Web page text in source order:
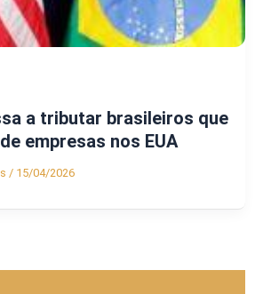
a tributar brasileiros que
empresas nos EUA
/ 15/04/2026